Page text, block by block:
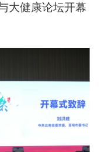
大健康论坛开幕